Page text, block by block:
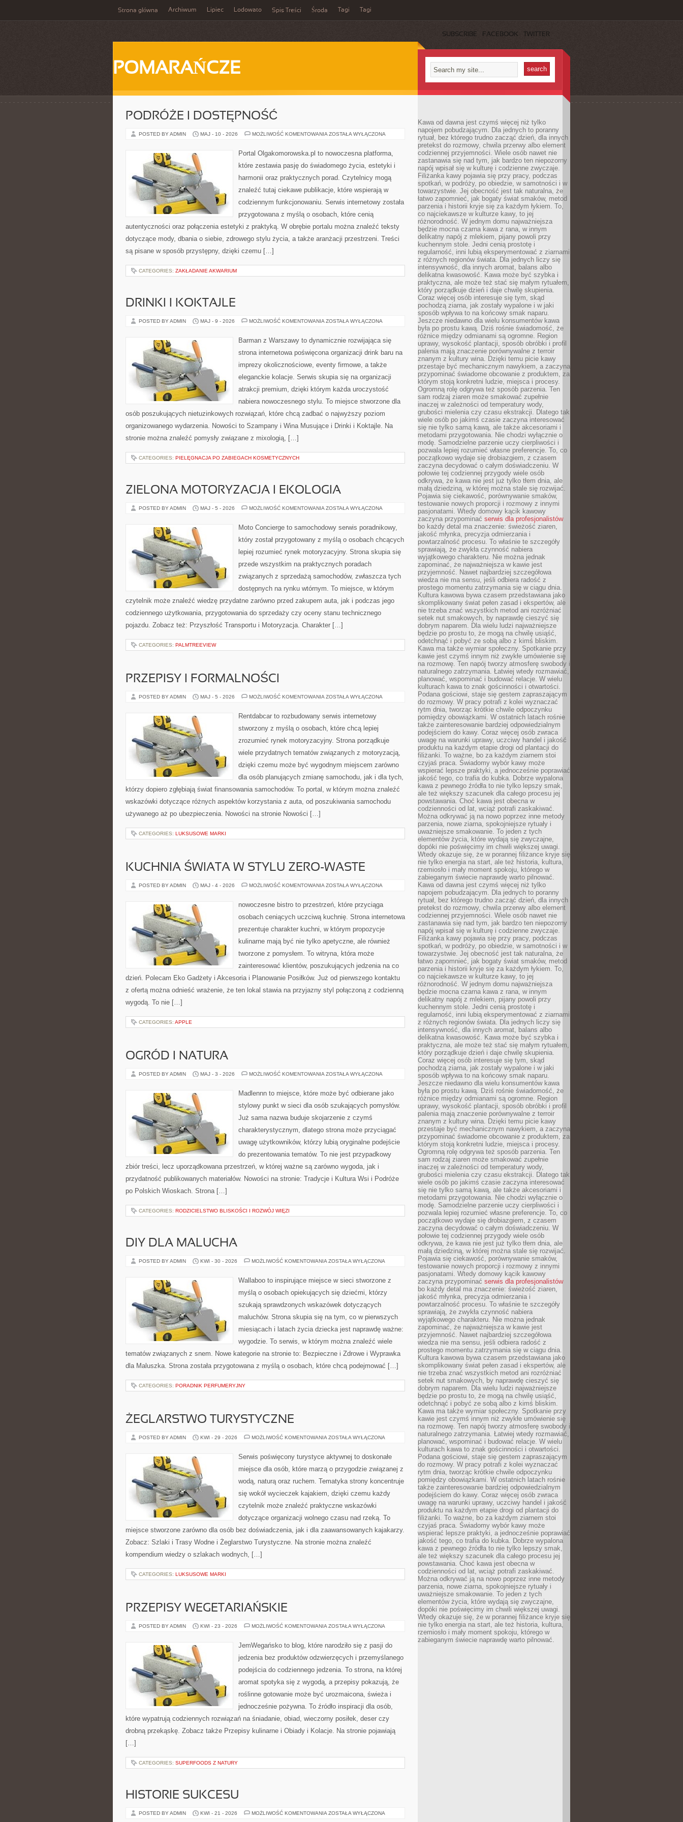
Strona główna Archiwum Lipiec Lodowato Spis Treści Środa Tagi Tagi
SUBSCRIBE FACEBOOK TWITTER
POMARAŃCZE
PODRÓŻE I DOSTĘPNOŚĆ
POSTED BY ADMIN MAJ - 10 - 2026 MOŻLIWOŚĆ KOMENTOWANIA PODRÓŻE
ZOSTAŁA WYŁĄCZONA
Portal Olgakomorowska.pl to nowoczesna platforma,
które zestawia pasję do świadomego życia, estetyki i
harmonii oraz praktycznych porad. Czytelnicy mogą
znaleźć tutaj ciekawe publikacje, które wspierają w
codziennym funkcjonowaniu. Serwis internetowy została
przygotowana z myślą o osobach, które cenią
autentyczności oraz połączenia estetyki z praktyką. W obrębie portalu można znaleźć teksty
dotyczące mody, dbania o siebie, zdrowego stylu życia, a także aranżacji przestrzeni. Treści
są pisane w sposób przystępny, dzięki czemu […]
CATEGORIES: ZAKŁADANIE AKWARIUM
DRINKI I KOKTAJLE
POSTED BY ADMIN MAJ - 9 - 2026 MOŻLIWOŚĆ KOMENTOWANIA DRINKI
ZOSTAŁA WYŁĄCZONA
Barman z Warszawy to dynamicznie rozwijająca się
strona internetowa poświęcona organizacji drink baru na
imprezy okolicznościowe, eventy firmowe, a także
eleganckie kolacje. Serwis skupia się na organizacji
atrakcji premium, dzięki którym każda uroczystość
nabiera nowoczesnego stylu. To miejsce stworzone dla
osób poszukujących nietuzinkowych rozwiązań, które chcą zadbać o najwyższy poziom
organizowanego wydarzenia. Nowości to Szampany i Wina Musujące i Drinki i Koktajle. Na
stronie można znaleźć pomysły związane z mixologią, […]
CATEGORIES: PIELĘGNACJA PO ZABIEGACH KOSMETYCZNYCH
ZIELONA MOTORYZACJA I EKOLOGIA
POSTED BY ADMIN MAJ - 5 - 2026 MOŻLIWOŚĆ KOMENTOWANIA ZIELONA
ZOSTAŁA WYŁĄCZONA
Moto Concierge to samochodowy serwis poradnikowy,
który został przygotowany z myślą o osobach chcących
lepiej rozumieć rynek motoryzacyjny. Strona skupia się
przede wszystkim na praktycznych poradach
związanych z sprzedażą samochodów, zwłaszcza tych
dostępnych na rynku wtórnym. To miejsce, w którym
czytelnik może znaleźć wiedzę przydatne zarówno przed zakupem auta, jak i podczas jego
codziennego użytkowania, przygotowania do sprzedaży czy oceny stanu technicznego
pojazdu. Zobacz też: Przyszłość Transportu i Motoryzacja. Charakter […]
CATEGORIES: PALMTREEVIEW
PRZEPISY I FORMALNOŚCI
POSTED BY ADMIN MAJ - 5 - 2026 MOŻLIWOŚĆ KOMENTOWANIA PRZEPISY
ZOSTAŁA WYŁĄCZONA
Rentdabcar to rozbudowany serwis internetowy
stworzony z myślą o osobach, które chcą lepiej
zrozumieć rynek motoryzacyjny. Strona porządkuje
wiele przydatnych tematów związanych z motoryzacją,
dzięki czemu może być wygodnym miejscem zarówno
dla osób planujących zmianę samochodu, jak i dla tych,
którzy dopiero zgłębiają świat finansowania samochodów. To portal, w którym można znaleźć
wskazówki dotyczące różnych aspektów korzystania z auta, od poszukiwania samochodu
używanego aż po ubezpieczenia. Nowości na stronie Nowości […]
CATEGORIES: LUKSUSOWE MARKI
KUCHNIA ŚWIATA W STYLU ZERO-WASTE
POSTED BY ADMIN MAJ - 4 - 2026 MOŻLIWOŚĆ KOMENTOWANIA KUCHNIA
STYLU
ZERO-
ZOSTAŁA WYŁĄCZONA
nowoczesne bistro to przestrzeń, które przyciąga
osobach ceniących uczciwą kuchnię. Strona internetowa
prezentuje charakter kuchni, w którym propozycje
kulinarne mają być nie tylko apetyczne, ale również
tworzone z pomysłem. To witryna, która może
zainteresować klientów, poszukujących jedzenia na co
dzień. Polecam Eko Gadżety i Akcesoria i Planowanie Posiłków. Już od pierwszego kontaktu
z ofertą można odnieść wrażenie, że ten lokal stawia na przyjazny styl połączoną z codzienną
wygodą. To nie […]
CATEGORIES: APPLE
OGRÓD I NATURA
POSTED BY ADMIN MAJ - 3 - 2026 MOŻLIWOŚĆ KOMENTOWANIA OGRÓD
ZOSTAŁA WYŁĄCZONA
Madlennn to miejsce, które może być odbierane jako
stylowy punkt w sieci dla osób szukających pomysłów.
Już sama nazwa buduje skojarzenie z czymś
charakterystycznym, dlatego strona może przyciągać
uwagę użytkowników, którzy lubią oryginalne podejście
do prezentowania tematów. To nie jest przypadkowy
zbiór treści, lecz uporządkowana przestrzeń, w której ważne są zarówno wygoda, jak i
przydatność publikowanych materiałów. Nowości na stronie: Tradycje i Kultura Wsi i Podróże
po Polskich Wioskach. Strona […]
CATEGORIES: RODZICIELSTWO BLISKOŚCI I ROZWÓJ WIĘZI
DIY DLA MALUCHA
POSTED BY ADMIN KWI - 30 - 2026 MOŻLIWOŚĆ KOMENTOWANIA DIY
ZOSTAŁA WYŁĄCZONA
Wallaboo to inspirujące miejsce w sieci stworzone z
myślą o osobach opiekujących się dziećmi, którzy
szukają sprawdzonych wskazówek dotyczących
maluchów. Strona skupia się na tym, co w pierwszych
miesiącach i latach życia dziecka jest naprawdę ważne:
wygodzie. To serwis, w którym można znaleźć wiele
tematów związanych z snem. Nowe kategorie na stronie to: Bezpieczne i Zdrowe i Wyprawka
dla Maluszka. Strona została przygotowana z myślą o osobach, które chcą podejmować […]
CATEGORIES: PORADNIK PERFUMERYJNY
ŻEGLARSTWO TURYSTYCZNE
POSTED BY ADMIN KWI - 29 - 2026 MOŻLIWOŚĆ KOMENTOWANIA ŻEGLARSTWO
ZOSTAŁA WYŁĄCZONA
Serwis poświęcony turystyce aktywnej to doskonałe
miejsce dla osób, które marzą o przygodzie związanej z
wodą, naturą oraz ruchem. Tematyka strony koncentruje
się wokół wycieczek kajakiem, dzięki czemu każdy
czytelnik może znaleźć praktyczne wskazówki
dotyczące organizacji wolnego czasu nad rzeką. To
miejsce stworzone zarówno dla osób bez doświadczenia, jak i dla zaawansowanych kajakarzy.
Zobacz: Szlaki i Trasy Wodne i Żeglarstwo Turystyczne. Na stronie można znaleźć
kompendium wiedzy o szlakach wodnych, […]
CATEGORIES: LUKSUSOWE MARKI
PRZEPISY WEGETARIAŃSKIE
POSTED BY ADMIN KWI - 23 - 2026 MOŻLIWOŚĆ KOMENTOWANIA PRZEPISY
ZOSTAŁA WYŁĄCZONA
JemWegańsko to blog, które narodziło się z pasji do
jedzenia bez produktów odzwierzęcych i przemyślanego
podejścia do codziennego jedzenia. To strona, na której
aromat spotyka się z wygodą, a przepisy pokazują, że
roślinne gotowanie może być urozmaicona, świeża i
jednocześnie pożywna. To źródło inspiracji dla osób,
które wypatrują codziennych rozwiązań na śniadanie, obiad, wieczorny posiłek, deser czy
drobną przekąskę. Zobacz także Przepisy kulinarne i Obiady i Kolacje. Na stronie pojawiają
[…]
CATEGORIES: SUPERFOODS Z NATURY
HISTORIE SUKCESU
POSTED BY ADMIN KWI - 21 - 2026 MOŻLIWOŚĆ KOMENTOWANIA HISTORIE
ZOSTAŁA WYŁĄCZONA
Kawa od dawna jest czymś więcej niż tylko
napojem pobudzającym. Dla jednych to poranny
rytuał, bez którego trudno zacząć dzień, dla innych
pretekst do rozmowy, chwila przerwy albo element
codziennej przyjemności. Wiele osób nawet nie
zastanawia się nad tym, jak bardzo ten niepozorny
napój wpisał się w kulturę i codzienne zwyczaje.
Filiżanka kawy pojawia się przy pracy, podczas
spotkań, w podróży, po obiedzie, w samotności i w
towarzystwie. Jej obecność jest tak naturalna, że
łatwo zapomnieć, jak bogaty świat smaków, metod
parzenia i historii kryje się za każdym łykiem. To,
co najciekawsze w kulturze kawy, to jej
różnorodność. W jednym domu najważniejsza
będzie mocna czarna kawa z rana, w innym
delikatny napój z mlekiem, pijany powoli przy
kuchennym stole. Jedni cenią prostotę i
regularność, inni lubią eksperymentować z ziarnami
z różnych regionów świata. Dla jednych liczy się
intensywność, dla innych aromat, balans albo
delikatna kwasowość. Kawa może być szybka i
praktyczna, ale może też stać się małym rytuałem,
który porządkuje dzień i daje chwilę skupienia.
Coraz więcej osób interesuje się tym, skąd
pochodzą ziarna, jak zostały wypalone i w jaki
sposób wpływa to na końcowy smak naparu.
Jeszcze niedawno dla wielu konsumentów kawa
była po prostu kawą. Dziś rośnie świadomość, że
różnice między odmianami są ogromne. Region
uprawy, wysokość plantacji, sposób obróbki i profil
palenia mają znaczenie porównywalne z terroir
znanym z kultury wina. Dzięki temu picie kawy
przestaje być mechanicznym nawykiem, a zaczyna
przypominać świadome obcowanie z produktem, za
którym stoją konkretni ludzie, miejsca i procesy.
Ogromną rolę odgrywa też sposób parzenia. Ten
sam rodzaj ziaren może smakować zupełnie
inaczej w zależności od temperatury wody,
grubości mielenia czy czasu ekstrakcji. Dlatego tak
wiele osób po jakimś czasie zaczyna interesować
się nie tylko samą kawą, ale także akcesoriami i
metodami przygotowania. Nie chodzi wyłącznie o
modę. Samodzielne parzenie uczy cierpliwości i
pozwala lepiej rozumieć własne preferencje. To, co
początkowo wydaje się drobiazgiem, z czasem
zaczyna decydować o całym doświadczeniu. W
połowie tej codziennej przygody wiele osób
odkrywa, że kawa nie jest już tylko tłem dnia, ale
małą dziedziną, w której można stale się rozwijać.
Pojawia się ciekawość, porównywanie smaków,
testowanie nowych proporcji i rozmowy z innymi
pasjonatami. Wtedy domowy kącik kawowy
zaczyna przypominać serwis dla profesjonalistów
bo każdy detal ma znaczenie: świeżość ziaren,
jakość młynka, precyzja odmierzania i
powtarzalność procesu. To właśnie te szczegóły
sprawiają, że zwykła czynność nabiera
wyjątkowego charakteru. Nie można jednak
zapominać, że najważniejsza w kawie jest
przyjemność. Nawet najbardziej szczegółowa
wiedza nie ma sensu, jeśli odbiera radość z
prostego momentu zatrzymania się w ciągu dnia.
Kultura kawowa bywa czasem przedstawiana jako
skomplikowany świat pełen zasad i ekspertów, ale
nie trzeba znać wszystkich metod ani rozróżniać
setek nut smakowych, by naprawdę cieszyć się
dobrym naparem. Dla wielu ludzi najważniejsze
będzie po prostu to, że mogą na chwilę usiąść,
odetchnąć i pobyć ze sobą albo z kimś bliskim.
Kawa ma także wymiar społeczny. Spotkanie przy
kawie jest czymś innym niż zwykłe umówienie się
na rozmowę. Ten napój tworzy atmosferę swobody i
naturalnego zatrzymania. Łatwiej wtedy rozmawiać,
planować, wspominać i budować relacje. W wielu
kulturach kawa to znak gościnności i otwartości.
Podana gościowi, staje się gestem zapraszającym
do rozmowy. W pracy potrafi z kolei wyznaczać
rytm dnia, tworząc krótkie chwile odpoczynku
pomiędzy obowiązkami. W ostatnich latach rośnie
także zainteresowanie bardziej odpowiedzialnym
podejściem do kawy. Coraz więcej osób zwraca
uwagę na warunki uprawy, uczciwy handel i jakość
produktu na każdym etapie drogi od plantacji do
filiżanki. To ważne, bo za każdym ziarnem stoi
czyjaś praca. Świadomy wybór kawy może
wspierać lepsze praktyki, a jednocześnie poprawiać
jakość tego, co trafia do kubka. Dobrze wypalona
kawa z pewnego źródła to nie tylko lepszy smak,
ale też większy szacunek dla całego procesu jej
powstawania. Choć kawa jest obecna w
codzienności od lat, wciąż potrafi zaskakiwać.
Można odkrywać ją na nowo poprzez inne metody
parzenia, nowe ziarna, spokojniejsze rytuały i
uważniejsze smakowanie. To jeden z tych
elementów życia, które wydają się zwyczajne,
dopóki nie poświęcimy im chwili większej uwagi.
Wtedy okazuje się, że w porannej filiżance kryje się
nie tylko energia na start, ale też historia, kultura,
rzemiosło i mały moment spokoju, którego w
zabieganym świecie naprawdę warto pilnować.
Kawa od dawna jest czymś więcej niż tylko
napojem pobudzającym. Dla jednych to poranny
rytuał, bez którego trudno zacząć dzień, dla innych
pretekst do rozmowy, chwila przerwy albo element
codziennej przyjemności. Wiele osób nawet nie
zastanawia się nad tym, jak bardzo ten niepozorny
napój wpisał się w kulturę i codzienne zwyczaje.
Filiżanka kawy pojawia się przy pracy, podczas
spotkań, w podróży, po obiedzie, w samotności i w
towarzystwie. Jej obecność jest tak naturalna, że
łatwo zapomnieć, jak bogaty świat smaków, metod
parzenia i historii kryje się za każdym łykiem. To,
co najciekawsze w kulturze kawy, to jej
różnorodność. W jednym domu najważniejsza
będzie mocna czarna kawa z rana, w innym
delikatny napój z mlekiem, pijany powoli przy
kuchennym stole. Jedni cenią prostotę i
regularność, inni lubią eksperymentować z ziarnami
z różnych regionów świata. Dla jednych liczy się
intensywność, dla innych aromat, balans albo
delikatna kwasowość. Kawa może być szybka i
praktyczna, ale może też stać się małym rytuałem,
który porządkuje dzień i daje chwilę skupienia.
Coraz więcej osób interesuje się tym, skąd
pochodzą ziarna, jak zostały wypalone i w jaki
sposób wpływa to na końcowy smak naparu.
Jeszcze niedawno dla wielu konsumentów kawa
była po prostu kawą. Dziś rośnie świadomość, że
różnice między odmianami są ogromne. Region
uprawy, wysokość plantacji, sposób obróbki i profil
palenia mają znaczenie porównywalne z terroir
znanym z kultury wina. Dzięki temu picie kawy
przestaje być mechanicznym nawykiem, a zaczyna
przypominać świadome obcowanie z produktem, za
którym stoją konkretni ludzie, miejsca i procesy.
Ogromną rolę odgrywa też sposób parzenia. Ten
sam rodzaj ziaren może smakować zupełnie
inaczej w zależności od temperatury wody,
grubości mielenia czy czasu ekstrakcji. Dlatego tak
wiele osób po jakimś czasie zaczyna interesować
się nie tylko samą kawą, ale także akcesoriami i
metodami przygotowania. Nie chodzi wyłącznie o
modę. Samodzielne parzenie uczy cierpliwości i
pozwala lepiej rozumieć własne preferencje. To, co
początkowo wydaje się drobiazgiem, z czasem
zaczyna decydować o całym doświadczeniu. W
połowie tej codziennej przygody wiele osób
odkrywa, że kawa nie jest już tylko tłem dnia, ale
małą dziedziną, w której można stale się rozwijać.
Pojawia się ciekawość, porównywanie smaków,
testowanie nowych proporcji i rozmowy z innymi
pasjonatami. Wtedy domowy kącik kawowy
zaczyna przypominać serwis dla profesjonalistów
bo każdy detal ma znaczenie: świeżość ziaren,
jakość młynka, precyzja odmierzania i
powtarzalność procesu. To właśnie te szczegóły
sprawiają, że zwykła czynność nabiera
wyjątkowego charakteru. Nie można jednak
zapominać, że najważniejsza w kawie jest
przyjemność. Nawet najbardziej szczegółowa
wiedza nie ma sensu, jeśli odbiera radość z
prostego momentu zatrzymania się w ciągu dnia.
Kultura kawowa bywa czasem przedstawiana jako
skomplikowany świat pełen zasad i ekspertów, ale
nie trzeba znać wszystkich metod ani rozróżniać
setek nut smakowych, by naprawdę cieszyć się
dobrym naparem. Dla wielu ludzi najważniejsze
będzie po prostu to, że mogą na chwilę usiąść,
odetchnąć i pobyć ze sobą albo z kimś bliskim.
Kawa ma także wymiar społeczny. Spotkanie przy
kawie jest czymś innym niż zwykłe umówienie się
na rozmowę. Ten napój tworzy atmosferę swobody i
naturalnego zatrzymania. Łatwiej wtedy rozmawiać,
planować, wspominać i budować relacje. W wielu
kulturach kawa to znak gościnności i otwartości.
Podana gościowi, staje się gestem zapraszającym
do rozmowy. W pracy potrafi z kolei wyznaczać
rytm dnia, tworząc krótkie chwile odpoczynku
pomiędzy obowiązkami. W ostatnich latach rośnie
także zainteresowanie bardziej odpowiedzialnym
podejściem do kawy. Coraz więcej osób zwraca
uwagę na warunki uprawy, uczciwy handel i jakość
produktu na każdym etapie drogi od plantacji do
filiżanki. To ważne, bo za każdym ziarnem stoi
czyjaś praca. Świadomy wybór kawy może
wspierać lepsze praktyki, a jednocześnie poprawiać
jakość tego, co trafia do kubka. Dobrze wypalona
kawa z pewnego źródła to nie tylko lepszy smak,
ale też większy szacunek dla całego procesu jej
powstawania. Choć kawa jest obecna w
codzienności od lat, wciąż potrafi zaskakiwać.
Można odkrywać ją na nowo poprzez inne metody
parzenia, nowe ziarna, spokojniejsze rytuały i
uważniejsze smakowanie. To jeden z tych
elementów życia, które wydają się zwyczajne,
dopóki nie poświęcimy im chwili większej uwagi.
Wtedy okazuje się, że w porannej filiżance kryje się
nie tylko energia na start, ale też historia, kultura,
rzemiosło i mały moment spokoju, którego w
zabieganym świecie naprawdę warto pilnować.